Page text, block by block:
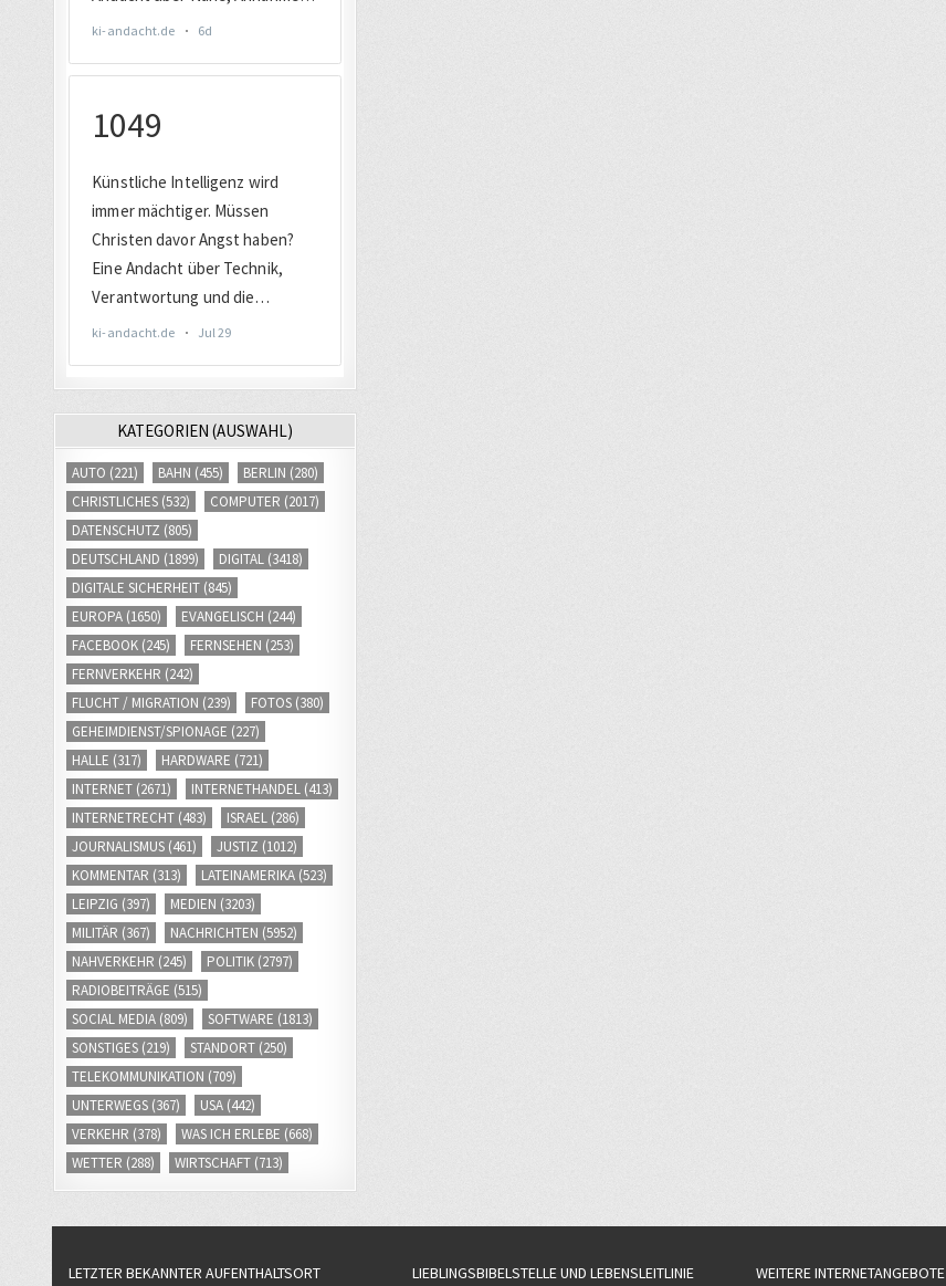
KATEGORIEN (AUSWAHL)
AUTO (221) BAHN (455) BERLIN (280)
CHRISTLICHES (532) COMPUTER (2017)
DATENSCHUTZ (805)
DEUTSCHLAND (1899) DIGITAL (3418)
DIGITALE SICHERHEIT (845)
EUROPA (1650) EVANGELISCH (244)
FACEBOOK (245) FERNSEHEN (253)
FERNVERKEHR (242)
FLUCHT / MIGRATION (239) FOTOS (380)
GEHEIMDIENST/SPIONAGE (227)
HALLE (317) HARDWARE (721)
INTERNET (2671) INTERNETHANDEL (413)
INTERNETRECHT (483) ISRAEL (286)
JOURNALISMUS (461) JUSTIZ (1012)
KOMMENTAR (313) LATEINAMERIKA (523)
LEIPZIG (397) MEDIEN (3203)
MILITÄR (367) NACHRICHTEN (5952)
NAHVERKEHR (245) POLITIK (2797)
RADIOBEITRÄGE (515)
SOCIAL MEDIA (809) SOFTWARE (1813)
SONSTIGES (219) STANDORT (250)
TELEKOMMUNIKATION (709)
UNTERWEGS (367) USA (442)
VERKEHR (378) WAS ICH ERLEBE (668)
WETTER (288) WIRTSCHAFT (713)
LETZTER BEKANNTER AUFENTHALTSORT LIEBLINGSBIBELSTELLE UND LEBENSLEITLINIE WEITERE INTERNETANGEBOTE